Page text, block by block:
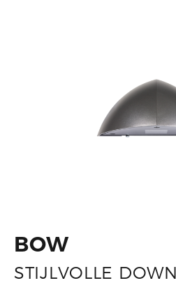
BOW
STIJLVOLLE